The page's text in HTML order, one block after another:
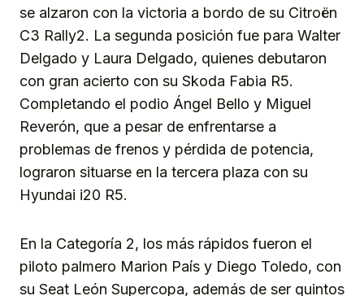
se alzaron con la victoria a bordo de su Citroën
C3 Rally2. La segunda posición fue para Walter
Delgado y Laura Delgado, quienes debutaron
con gran acierto con su Skoda Fabia R5.
Completando el podio Ángel Bello y Miguel
Reverón, que a pesar de enfrentarse a
problemas de frenos y pérdida de potencia,
lograron situarse en la tercera plaza con su
Hyundai i20 R5.
En la Categoría 2, los más rápidos fueron el
piloto palmero Marion País y Diego Toledo, con
su Seat León Supercopa, además de ser quintos